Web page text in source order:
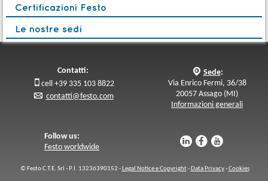
Certificazioni Festo
Le nostre sedi
Contatti:
 cell +39 335 103 8822
p contatti@festo.com
q Sede:
Via Enrico Fermi, 36/38
20057 Assago (MI)
Informazioni generali
Follow us: u s v
Festo worldwide
© Festo C.T.E. Srl - P.I. 13236390152 - Legal Notice e Copyright- Data Privacy-Cookies